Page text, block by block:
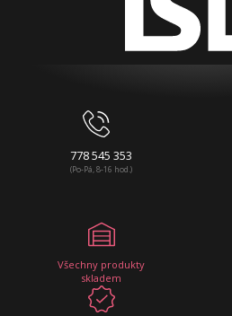
778 545 353
(Po-Pá, 8-16 hod.)
Všechny produkty
skladem